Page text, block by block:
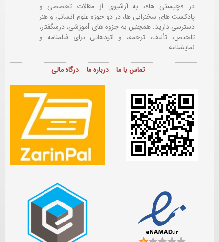
در «چیستی ها»، به آرشیوی از مقالات تخصصی و
پادکست های سخنرانی ها، در دو حوزه علوم انسانی و هنر
دسترسی دارید. همچنین به جزوه های آموزشی، درسگفتار،
تلخیص، تألیف، ترجمه، و اتودهایی برایفیلمنامه و
نمایشنامه.
تماس با ما درباره ما درگاه مالی